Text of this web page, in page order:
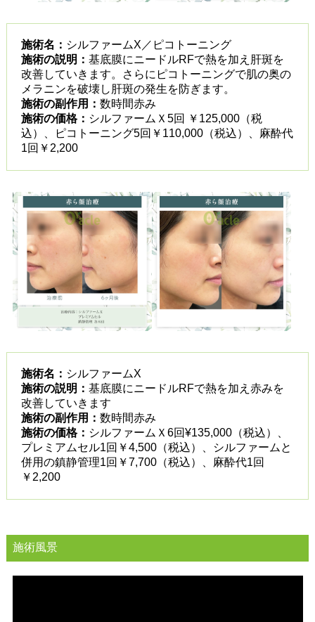
施術名： シルファームX／ピコトーニング
施術の説明： 基底膜にニードルRFで熱を加え肝斑を
改善していきます。さらにピコトーニングで肌の奥の
メラニンを破壊し肝斑の発生を防ぎます。
施術の副作用： 数時間赤み
施術の価格： シルファームＸ5回 ￥125,000（税
込）、ピコトーニング5回￥110,000（税込）、麻酔代
1回￥2,200
施術名： シルファームX
施術の説明： 基底膜にニードルRFで熱を加え赤みを
改善していきます
施術の副作用： 数時間赤み
施術の価格： シルファームＸ6回¥135,000（税込）、
プレミアムセル1回￥4,500（税込）、シルファームと
併用の鎮静管理1回￥7,700（税込）、麻酔代1回
￥2,200
施術風景